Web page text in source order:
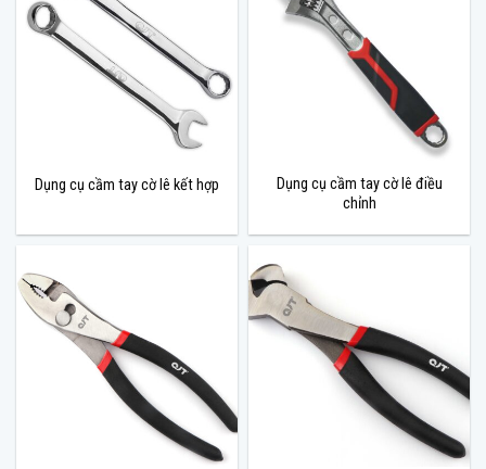
Dụng cụ cầm tay cờ lê kết hợp
Dụng cụ cầm tay cờ lê điều
chỉnh